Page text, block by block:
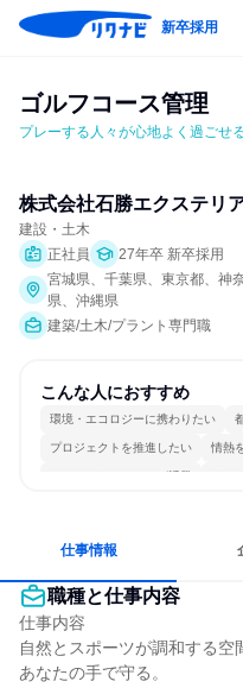
新卒採用
ゴルフコース管理
プレーする人々が心地よく過ごせ
株式会社石勝エクステリ
建設・土木
正社員
27年卒 新卒採用
宮城県、千葉県、東京都、神
県、沖縄県
建築/土木/プラント専門職
こんな人におすすめ
環境・エコロジーに携わりたい
プロジェクトを推進したい 情熱
コミュニケーションが活発 チー
仕事情報
職種と仕事内容
仕事内容
自然とスポーツが調和する空
あなたの手で守る。